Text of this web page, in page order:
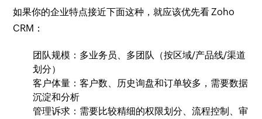
如果你的企业特点接近下面这种，就应该优先看 Zoho
CRM：
团队规模：多业务员、多团队（按区域/产品线/渠道
划分）
客户体量：客户数、历史询盘和订单较多，需要数据
沉淀和分析
管理诉求：需要比较精细的权限划分、流程控制、审